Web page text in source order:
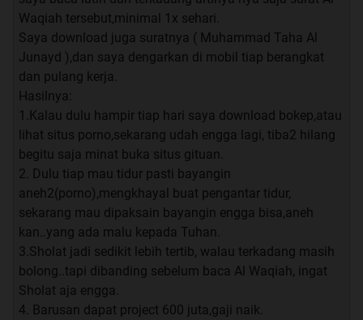
kerjaan, tes ksana kemari gak ada hasil. jualan onlen
pun gak maju2, pengen nikah tp ga da yg ngajak nikah
. akhirnya saya baca surah al waqiah 3x sehari, tiap
abis sholat baca salawat trus baca surah ar rahman tiap
abis isya. mencoba ngamalin sekuat saya, gak rutin tiap
hari
alhamdulillah beberapa minggu ngamalin ini semua jadi
mudah. pas thn kemaren ada tes cpns sy coba dan
alhamdulillah ketrima
. gak disangka jg ada yg
ngajakin nikah
subhanallah..
Alloh memang maha pemurah
Quote:
Waqiah tersebut,minimal 1x sehari.
Saya download juga suratnya ( Muhammad Taha Al
Junayd ),dan saya dengarkan di mobil tiap berangkat
dan pulang kerja.
Hasilnya:
1.Kalau dulu hampir tiap hari saya download bokep,atau
lihat situs porno,sekarang udah engga lagi, tiba2 hilang
begitu saja minat buka situs gituan.
2. Dulu tiap mau tidur pasti bayangin
aneh2(porno),mengkhayal buat pengantar tidur,
sekarang mau dipaksain bayangin engga bisa,aneh
kan..yang ada malu kepada Tuhan.
3.Sholat jadi sedikit lebih tertib, walau terkadang masih
bolong..tapi dibanding sebelum baca Al Waqiah, ingat
Sholat aja engga.
4. Barusan dapat project 600 juta,gaji naik.